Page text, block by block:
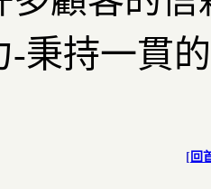
-秉持一貫
[ 回